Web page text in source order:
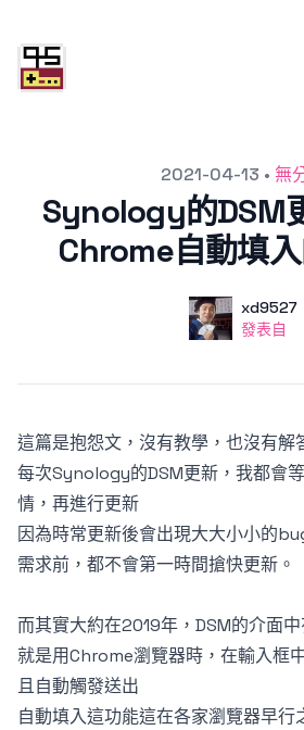
2021-04-13 • 無
Synology的DSM
Chrome自動填
使用者
xd9527
發表自
發表自
這篇是抱怨文，沒有教學，也沒有解
每次Synology的DSM更新，我都會
情，再進行更新
因為時常更新後會出現大大小小的
需求前，都不會第一時間搶快更新。
而其實大約在2019年，DSM的介面
就是用Chrome瀏覽器時，在輸入框
且自動觸發送出
自動填入這功能這在各家瀏覽器早行